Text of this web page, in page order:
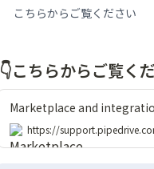
こちらからご覧ください
👇こちらからご覧く
Marketplace and
https://